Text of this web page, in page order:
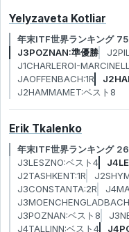
Yelyzaveta Kotliar
年末ITF世界ランキング
J3POZNAN:準優勝
J1CHARLEROI-
JAOFFENBACH:1R
J2HAMMAMET:ベスト8
Erik Tkalenko
年末ITF世界ランキング
J3LESZNO:ベスト4
J2TASHKENT:1R
J3CONSTANTA:2R
J3POZNAN:ベスト8
J4TALLINN:ベスト4